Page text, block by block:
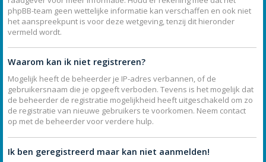
phpBB-team geen wettelijke informatie kan verschaffen en ook niet
het aanspreekpunt is voor deze wetgeving, tenzij dit hieronder
vermeld wordt.
Waarom kan ik niet registreren?
Mogelijk heeft de beheerder je IP-adres verbannen, of de
gebruikersnaam die je opgeeft verboden. Tevens is het mogelijk dat
de beheerder de registratie mogelijkheid heeft uitgeschakeld om zo
de registratie van nieuwe gebruikers te voorkomen. Neem contact
op met de beheerder voor verdere hulp.
Ik ben geregistreerd maar kan niet aanmelden!